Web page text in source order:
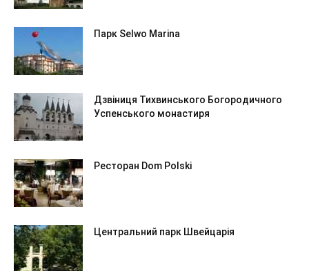
Парк Selwo Marina
Дзвіниця Тихвинського Богородичного
Успенського монастиря
Ресторан Dom Polski
Центральний парк Швейцарія